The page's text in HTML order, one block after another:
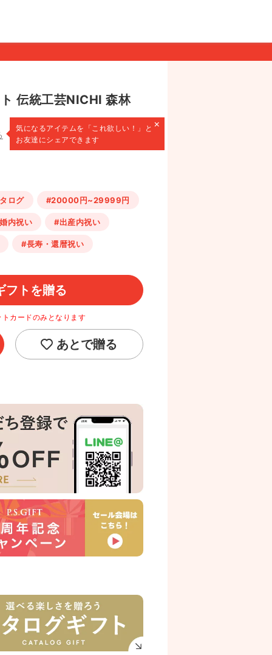
伝統工芸NICHI 森林
×
気になるアイテムを 「これ欲しい！」と
お友達にシェアできます
ログ #20000円~29999円
内祝い #出産内祝い
#長寿・還暦祝い
フトを贈る
カードのみとなります
あとで贈る